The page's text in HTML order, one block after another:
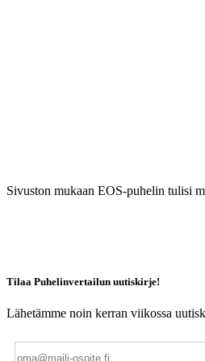
Sivuston mukaan EOS-puhelin tulisi
Tilaa Puhelinvertailun uutiskirje!
Lähetämme noin kerran viikossa